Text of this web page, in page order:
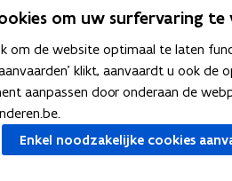
Thema's
Spellingregels
om uw surfervaring te
om de website optimaal te laten
klikt, aanvaardt u ook de
aanpassen door onderaan de
Enkel noodzakelijke cookies